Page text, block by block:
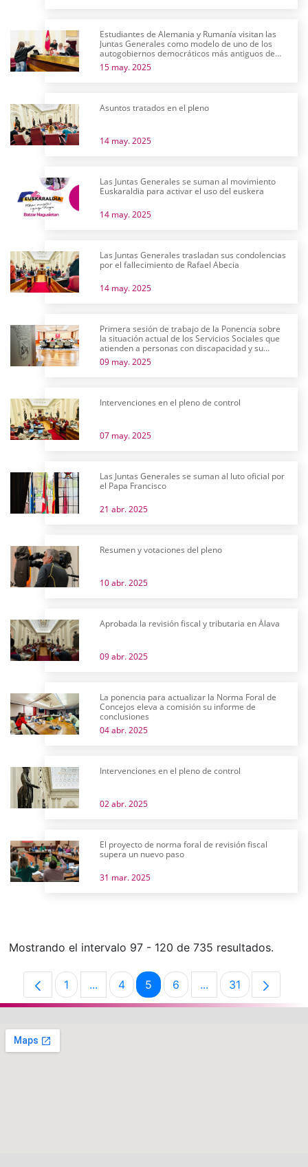
Estudiantes de Alemania y Rumanía visitan las
Juntas Generales como modelo de uno de los
autogobiernos democráticos más antiguos de
Europa
15 may. 2025
Asuntos tratados en el pleno
14 may. 2025
Las Juntas Generales se suman al movimiento
Euskaraldia para activar el uso del euskera
14 may. 2025
Las Juntas Generales trasladan sus condolencias
por el fallecimiento de Rafael Abecia
14 may. 2025
Primera sesión de trabajo de la Ponencia sobre
la situación actual de los Servicios Sociales que
atienden a personas con discapacidad y su
futuro
09 may. 2025
Intervenciones en el pleno de control
07 may. 2025
Las Juntas Generales se suman al luto oficial por
el Papa Francisco
21 abr. 2025
Resumen y votaciones del pleno
10 abr. 2025
Aprobada la revisión fiscal y tributaria en Álava
09 abr. 2025
La ponencia para actualizar la Norma Foral de
Concejos eleva a comisión su informe de
conclusiones
04 abr. 2025
Intervenciones en el pleno de control
02 abr. 2025
El proyecto de norma foral de revisión fiscal
supera un nuevo paso
31 mar. 2025
Mostrando el intervalo 97 - 120 de 735 resultados.
Página
1 ...Páginas intermedias Use TAB para
Página
4 Página
5 Página
6 ...PáginasPágina
31